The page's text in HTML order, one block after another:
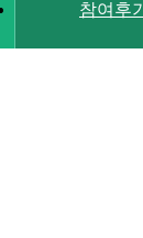
참여후기